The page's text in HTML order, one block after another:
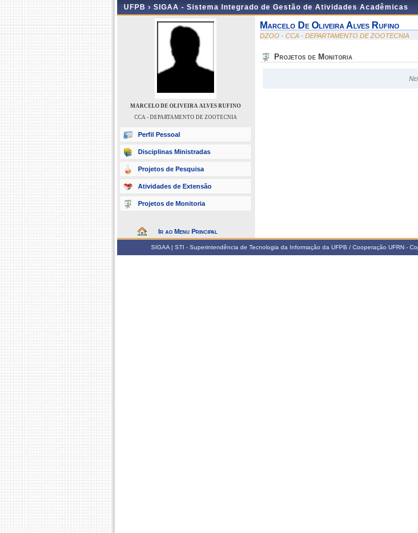
UFPB › SIGAA - Sistema Integrado de Gestão de Atividades Acadêmicas
MARCELO DE OLIVEIRA ALVES RUFINO
CCA - DEPARTAMENTO DE ZOOTECNIA
Perfil Pessoal
Disciplinas Ministradas
Projetos de Pesquisa
Atividades de Extensão
Projetos de Monitoria
Ir ao Menu Principal
Marcelo De Oliveira Alves Rufino
DZOO - CCA - DEPARTAMENTO DE ZOOTECNIA
Projetos de Monitoria
SIGAA | STI - Superintendência de Tecnologia da Informação da UFPB / Cooperação UFRN -